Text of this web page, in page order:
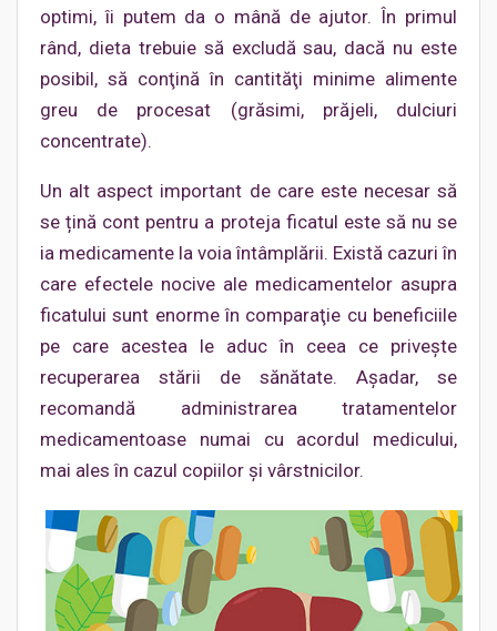
optimi, îi putem da o mână de ajutor. În primul
rând, dieta trebuie să excludă sau, dacă nu este
posibil, să conţină în cantităţi minime alimente
greu de procesat (grăsimi, prăjeli, dulciuri
concentrate).
Un alt aspect important de care este necesar să
se țină cont pentru a proteja ficatul este să nu se
ia medicamente la voia întâmplării. Există cazuri în
care efectele nocive ale medicamentelor asupra
ficatului sunt enorme în comparaţie cu beneficiile
pe care acestea le aduc în ceea ce priveşte
recuperarea stării de sănătate. Aşadar, se
recomandă administrarea tratamentelor
medicamentoase numai cu acordul medicului,
mai ales în cazul copiilor şi vârstnicilor.